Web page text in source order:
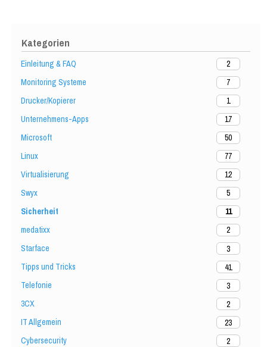
Kategorien
Einleitung & FAQ
2
Monitoring Systeme
7
Drucker/Kopierer
1
Unternehmens-Apps
17
Microsoft
50
Linux
77
Virtualisierung
12
Swyx
5
Sicherheit
11
medatixx
2
Starface
3
Tipps und Tricks
41
Telefonie
3
3CX
2
IT Allgemein
23
Cybersecurity
2